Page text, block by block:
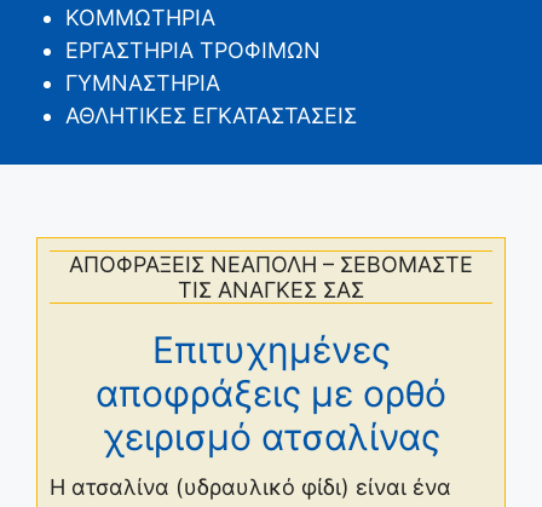
ΚΟΜΜΩΤΗΡΙΑ
ΕΡΓΑΣΤΗΡΙΑ ΤΡΟΦΙΜΩΝ
ΓΥΜΝΑΣΤΗΡΙΑ
ΑΘΛΗΤΙΚΕΣ ΕΓΚΑΤΑΣΤΑΣΕΙΣ
ΑΠΟΦΡΑΞΕΙΣ ΝΕΑΠΟΛΗ – ΣΕΒΟΜΑΣΤΕ
ΤΙΣ ΑΝΑΓΚΕΣ ΣΑΣ
Επιτυχημένες
αποφράξεις με ορθό
χειρισμό ατσαλίνας
Η ατσαλίνα (υδραυλικό φίδι) είναι ένα